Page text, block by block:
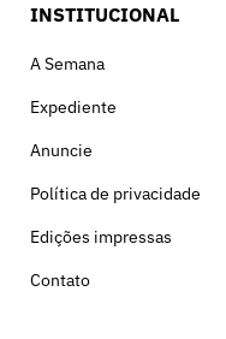
INSTITUCIONAL
A Semana
Expediente
Anuncie
Política de privacidade
Edições impressas
Contato